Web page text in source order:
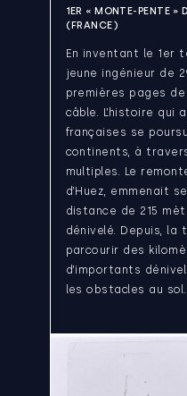
1ER « MONTE-PENTE »
(FRANCE)
En inventant le 1er
jeune ingénieur de
premières pages
câble. L’histoire qui
françaises se
continents, à
multiples. Le
d’Huez, emmenait
distance de 215
dénivelé. Depuis, la
parcourir des
d’importants
les obstacles au sol.